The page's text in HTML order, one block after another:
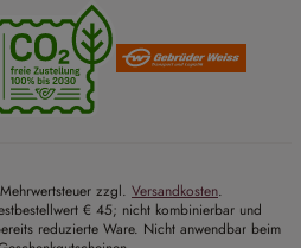
zzgl. Versandkosten.
€ 45; nicht kombinierbar und
reduzierte Ware. Nicht anwendbar beim